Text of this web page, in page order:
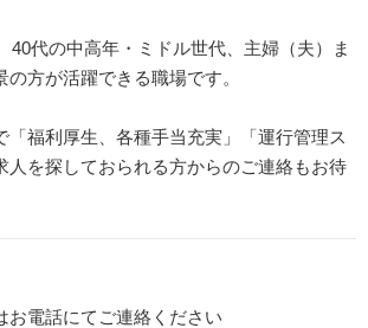
40代の中高年・ミドル世代、主婦（夫）ま
方が活躍できる職場です。
「福利厚生、各種手当充実」「運行管理ス
人を探しておられる方からのご連絡もお待
お電話にてご連絡ください